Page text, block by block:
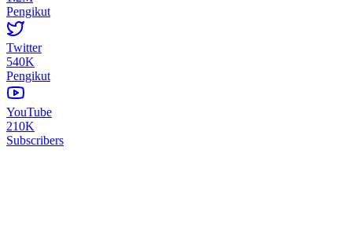
Pengikut
Twitter
540K
Pengikut
YouTube
210K
Subscribers